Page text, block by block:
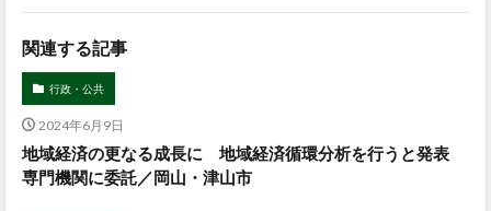
関連する記事
行政・公共
2024年6月9日
地域経済の更なる成長に 地域経済循環分析を行うと発表
専門機関に委託／岡山・津山市